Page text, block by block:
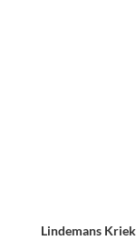
Lindemans